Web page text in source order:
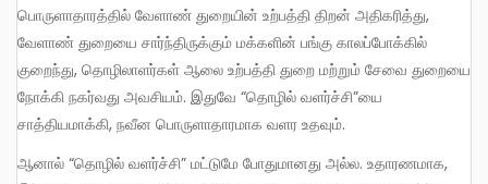
பொருளாதாரத்தில் வேளாண் துறையின் உற்பத்தி திறன் அதிகரித்து,
வேளாண் துறையை சார்ந்திருக்கும் மக்களின் பங்கு காலப்போக்கில்
குறைந்து, தொழிலாளர்கள் ஆலை உற்பத்தி துறை மற்றும் சேவை துறையை
நோக்கி நகர்வது அவசியம். இதுவே “தொழில் வளர்ச்சி”யை
சாத்தியமாக்கி, நவீன பொருளாதாரமாக வளர உதவும்.
ஆனால் “தொழில் வளர்ச்சி” மட்டுமே போதுமானது அல்ல. உதாரணமாக,